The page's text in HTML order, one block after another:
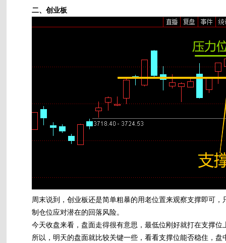
二、创业板
周末说到，创业板还是简单粗暴的用老位置来观察支撑即可
制仓位应对潜在的回落风险。
今天收盘来看，盘面走得很有意思，最低位刚好就打在支撑
所以，明天的盘面就比较关键一些，看看支撑位能否稳住，